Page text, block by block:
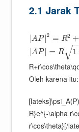
2.1 Jarak
|AP |2 = R2 +
|AP = R 1
−
√
Oleh karena itu:
R}e^{-\alpha
r\cos\theta}[/